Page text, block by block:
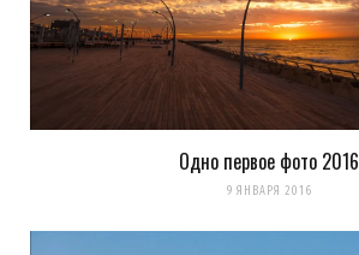
Одно первое фото 2016
9 ЯНВАРЯ 2016